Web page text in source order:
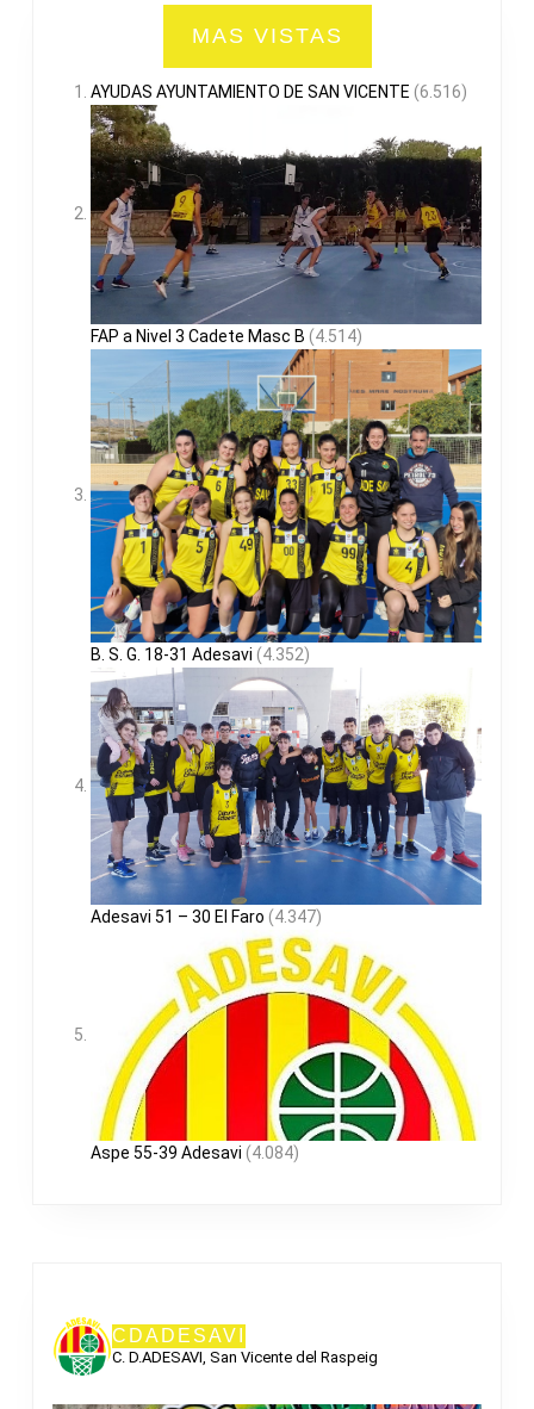
MAS VISTAS
AYUDAS AYUNTAMIENTO DE SAN VICENTE (6.516)
FAP a Nivel 3 Cadete Masc B (4.514)
B. S. G. 18-31 Adesavi (4.352)
Adesavi 51 – 30 El Faro (4.347)
Aspe 55-39 Adesavi (4.084)
CDADESAVI
C. D.ADESAVI, San Vicente del Raspeig